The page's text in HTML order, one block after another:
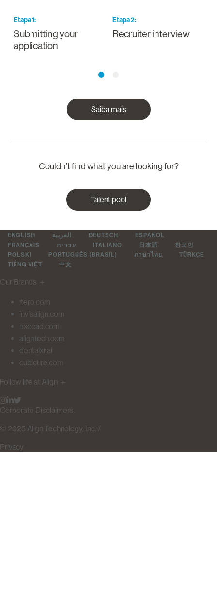
Etapa1:
Submitting your
application
Etapa2:
Recruiter interview
Saiba mais
Couldn’t find what you are looking for?
Talent pool
ENGLISH العربية DEUTSCH
ESPAÑOL
FRANÇAIS
עברית ITALIANO 日本語
한국인
POLSKI
PORTUGUÊS (BRASIL) ภาษาไทย
TÜRKÇE
TIẾNG VIỆT
中文
Our Brands ＋
itero.com
invisalign.com
exocad.com
aligntech.com
dentalxr.ai
cubicure.com
Follow life at Align ＋
Corporate Disclaimers.
© 2025 Align Technology, Inc. /
Privacy